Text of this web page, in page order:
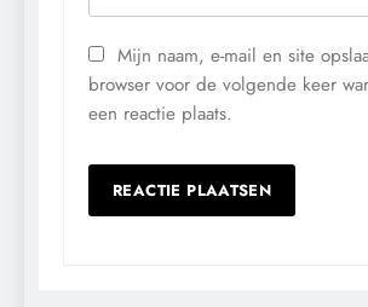
Mijn naam, e-mail en site
browser voor de volgende keer
een reactie plaats.